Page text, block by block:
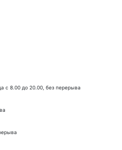
с 8.00 до 20.00, без перерыва